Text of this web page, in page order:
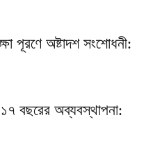
পূরণে অষ্টাদশ সংশোধনী:
বছরের অব্যবস্থাপনা: